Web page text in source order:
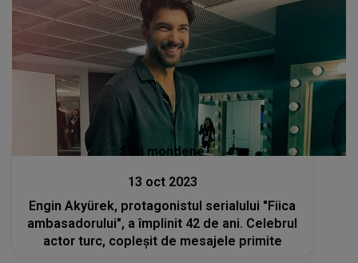
Stiri mondene
13 oct 2023
Engin Akyürek, protagonistul serialului "Fiica
ambasadorului", a împlinit 42 de ani. Celebrul
actor turc, copleșit de mesajele primite